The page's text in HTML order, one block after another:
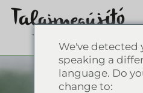
We've detected
speaking a
language. Do
change to: